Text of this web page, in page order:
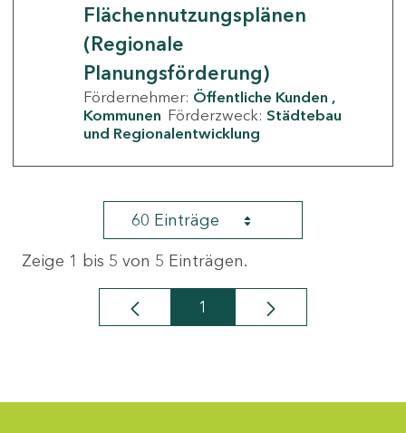
Flächennutzungsplänen
(Regionale
Planungsförderung)
Fördernehmer: Öffentliche Kunden
Kommunen Förderzweck: Städtebau
und Regionalentwicklung
60 Einträge
Zeige 1 bis 5 von 5 Einträgen.
Seite
1